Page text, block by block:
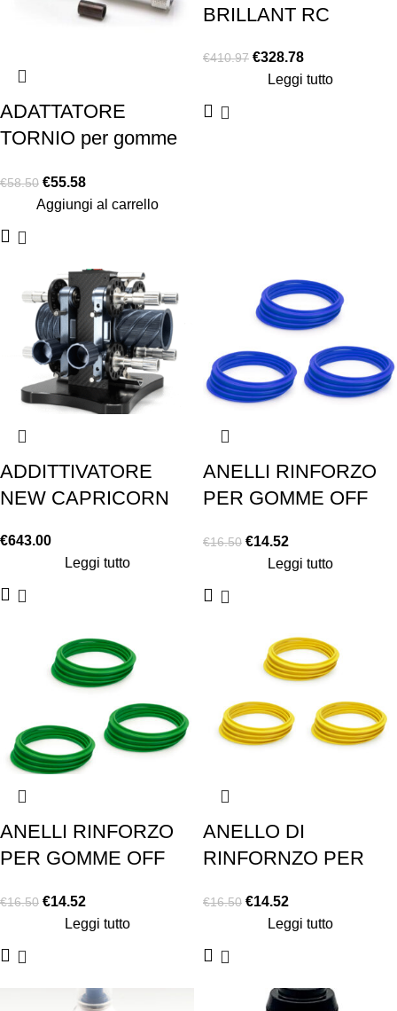
ADATTATORE
TORNIO per gomme
€58.50 €55.58
Aggiungi al carrello
BRILLANT RC
€410.97 €328.78
Leggi tutto
ADDITTIVATORE
NEW CAPRICORN
€643.00
Leggi tutto
ANELLI RINFORZO
PER GOMME OFF
COLORE BLUE
€16.50 €14.52
Leggi tutto
ANELLI RINFORZO
PER GOMME OFF
COLORE VERDE
€16.50 €14.52
Leggi tutto
ANELLO DI
RINFORNZO PER
MATRIX COLORE
GIALLO HARD
€16.50 €14.52
Leggi tutto